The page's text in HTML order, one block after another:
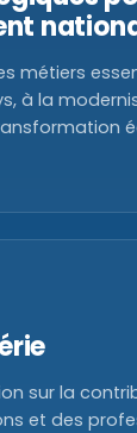
métiers
à la
sur la
et des